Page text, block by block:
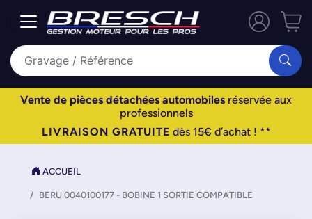
Vente de pièces détachées automobiles réservée aux
professionnels
LIVRAISON GRATUITE dès 15€ d’achat ! **
ACCUEIL
BERU 0040100177 - BOBINE 1 SORTIE COMPATIBLE